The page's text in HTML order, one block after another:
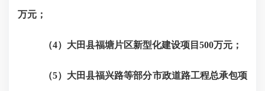
万元；
（4）大田县福塘片区新型化建设项目500万元；
（5）大田县福兴路等部分市政道路工程总承包项